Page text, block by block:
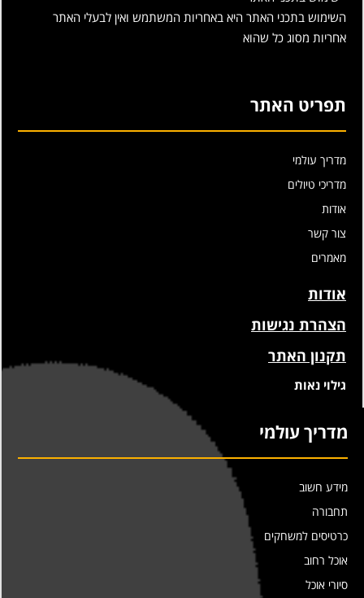
השימוש בתכני האתר היא באחריות המשתמש ואין לבעלי האתר
אחריות מסוג כל שהוא
תפריט האתר
מדריך עולמי
מדריכי טיולים
אודות
צור קשר
מאמרים
אודות
הצהרת נגישות
תקנון האתר
גילוי נאות
מדריך עולמי
מידע חשוב
תחבורה
כרטיסים למשחקים
אוכל רחוב
סיורי אוכל